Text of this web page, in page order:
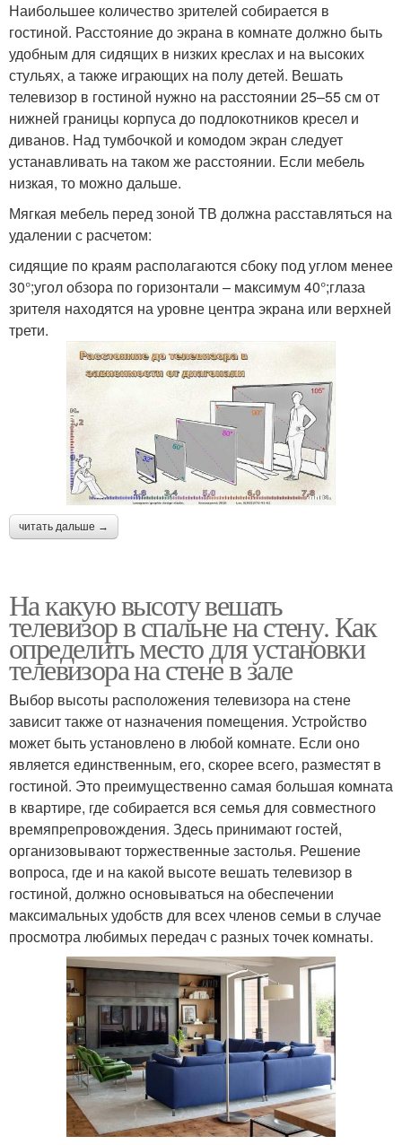
Наибольшее количество зрителей собирается в
гостиной. Расстояние до экрана в комнате должно быть
удобным для сидящих в низких креслах и на высоких
стульях, а также играющих на полу детей. Вешать
телевизор в гостиной нужно на расстоянии 25–55 см от
нижней границы корпуса до подлокотников кресел и
диванов. Над тумбочкой и комодом экран следует
устанавливать на таком же расстоянии. Если мебель
низкая, то можно дальше.
Мягкая мебель перед зоной ТВ должна расставляться на
удалении с расчетом:
сидящие по краям располагаются сбоку под углом менее
30°;угол обзора по горизонтали – максимум 40°;глаза
зрителя находятся на уровне центра экрана или верхней
трети.
читать дальше →
На какую высоту вешать
телевизор в спальне на стену. Как
определить место для установки
телевизора на стене в зале
Выбор высоты расположения телевизора на стене
зависит также от назначения помещения. Устройство
может быть установлено в любой комнате. Если оно
является единственным, его, скорее всего, разместят в
гостиной. Это преимущественно самая большая комната
в квартире, где собирается вся семья для совместного
времяпрепровождения. Здесь принимают гостей,
организовывают торжественные застолья. Решение
вопроса, где и на какой высоте вешать телевизор в
гостиной, должно основываться на обеспечении
максимальных удобств для всех членов семьи в случае
просмотра любимых передач с разных точек комнаты.